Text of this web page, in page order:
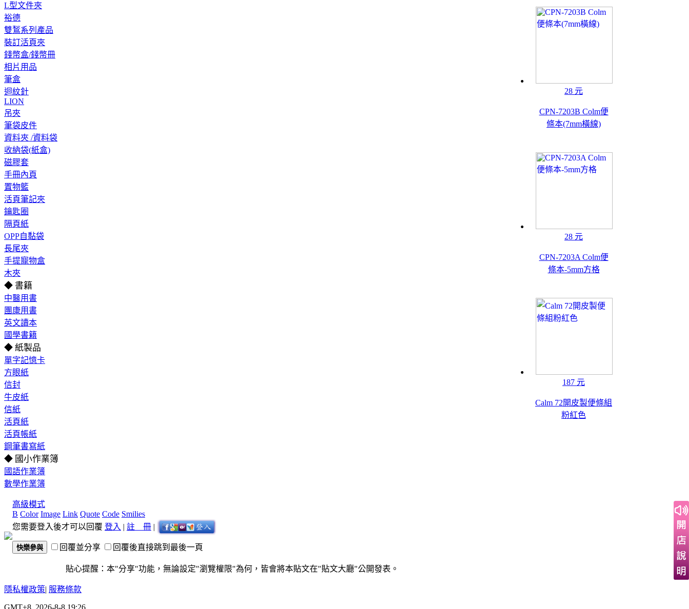
L型文件夾
裕德
雙鶖系列產品
裝訂活頁夾
錢幣盒/錢幣冊
相片用品
筆盒
迴紋針
LION
吊夾
筆袋皮件
資料夾 /資料袋
收納袋(紙盒)
磁膠套
手冊內頁
置物籃
活頁筆記夾
鑰匙圈
隔頁紙
OPP自黏袋
長尾夾
手提寵物盒
木夾
◆ 書籍
中醫用書
團康用書
英文讀本
國學書籍
◆ 紙製品
單字記憶卡
方眼紙
信封
牛皮紙
信紙
活頁紙
活頁帳紙
鋼筆書寫紙
◆ 國小作業簿
國語作業簿
數學作業簿
28 元
CPN-7203B Colm便
條本(7mm橫線)
28 元
CPN-7203A Colm便
條本-5mm方格
187 元
Calm 72開皮製便條組
粉紅色
高級模式
B Color Image Link Quote Code Smilies
您需要登入後才可以回覆 登入 | 註 冊 |
快樂參與 回覆並分享 回覆後直接跳到最後一頁
貼心提醒：本"分享"功能，無論設定"瀏覽權限"為何，皆會將本貼文在"貼文大廳"公開發表。
隱私權政策| 服務條款
GMT+8, 2026-8-8 19:26